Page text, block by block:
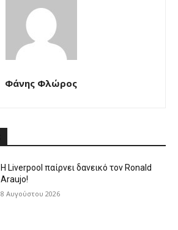
Φάνης Φλώρος
Η Liverpool παίρνει δανεικό τον Ronald
Araujo!
8 Αυγούστου 2026